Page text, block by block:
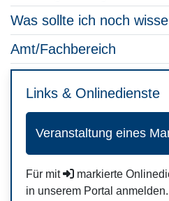
Was sollte ich noch
Amt/Fachbereich
Links & Onlinedienste
Veranstaltung eines
Für mit
markierte
in unserem Portal